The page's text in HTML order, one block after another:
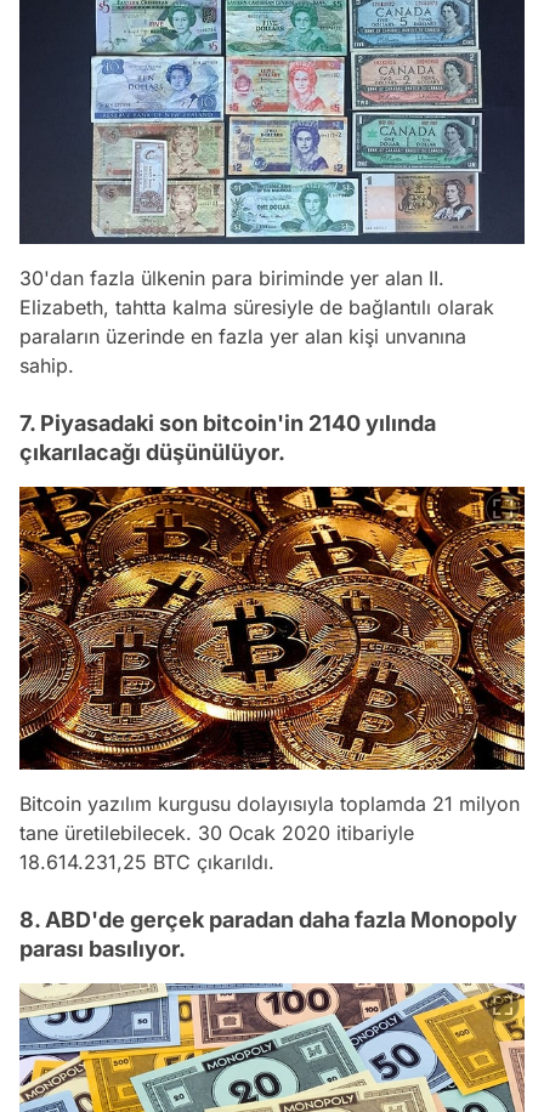
30'dan fazla ülkenin para biriminde yer alan II.
Elizabeth, tahtta kalma süresiyle de bağlantılı olarak
paraların üzerinde en fazla yer alan kişi unvanına
sahip.
7. Piyasadaki son bitcoin'in 2140 yılında
çıkarılacağı düşünülüyor.
Bitcoin yazılım kurgusu dolayısıyla toplamda 21 milyon
tane üretilebilecek. 30 Ocak 2020 itibariyle
18.614.231,25 BTC çıkarıldı.
8. ABD'de gerçek paradan daha fazla Monopoly
parası basılıyor.